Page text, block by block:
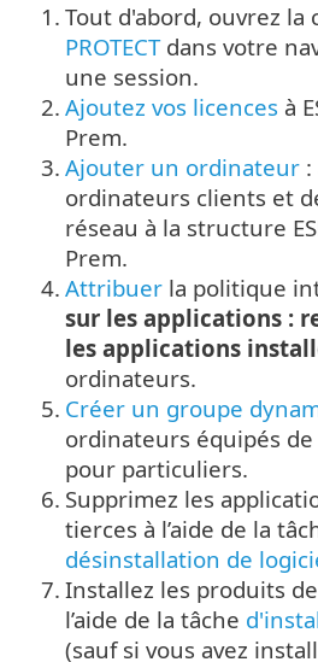
1. Tout d'abord, ouvrez la
PROTECTdans votre
une session.
2. Ajoutez vos licences à
Prem.
3. Ajouter un ordinateur
ordinateurs clients et
réseau à la structure
Prem.
4. Attribuer la politique
sur les applications :
les applications
ordinateurs.
5. Créer un groupe
ordinateurs équipés de
pour particuliers.
6. Supprimez les
tierces à l’aide de la
désinstallation de
7. Installez les produits de
l’aide de la tâche
(sauf si vous avez